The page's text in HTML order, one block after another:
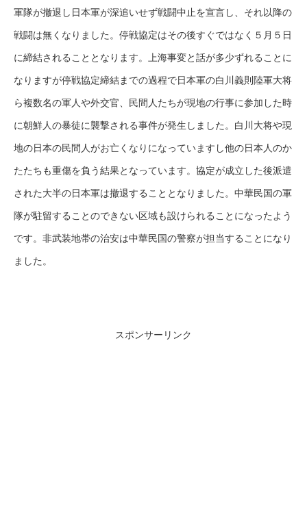
軍隊が撤退し日本軍が深追いせず戦闘中止を宣言し、それ以降の
戦闘は無くなりました。停戦協定はその後すぐではなく５月５日
に締結されることとなります。上海事変と話が多少ずれることに
なりますが停戦協定締結までの過程で日本軍の白川義則陸軍大将
ら複数名の軍人や外交官、民間人たちが現地の行事に参加した時
に朝鮮人の暴徒に襲撃される事件が発生しました。白川大将や現
地の日本の民間人がお亡くなりになっていますし他の日本人のか
たたちも重傷を負う結果となっています。協定が成立した後派遣
された大半の日本軍は撤退することとなりました。中華民国の軍
隊が駐留することのできない区域も設けられることになったよう
です。非武装地帯の治安は中華民国の警察が担当することになり
ました。
スポンサーリンク